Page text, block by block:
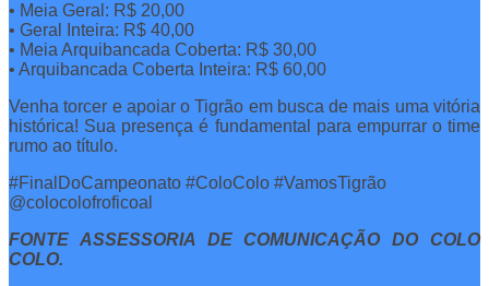
• Meia Geral: R$ 20,00
• Geral Inteira: R$ 40,00
• Meia Arquibancada Coberta: R$ 30,00
• Arquibancada Coberta Inteira: R$ 60,00
Venha torcer e apoiar o Tigrão em busca de mais uma vitória
histórica! Sua presença é fundamental para empurrar o time
rumo ao título.
#FinalDoCampeonato #ColoColo #VamosTigrão
@colocolofroficoal
FONTE ASSESSORIA DE COMUNICAÇÃO DO COLO
COLO.